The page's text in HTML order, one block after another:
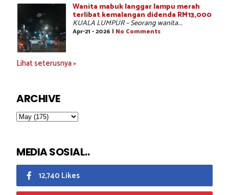
Wanita mabuk langgar lampu merah
terlibat kemalangan didenda RM13,000
KUALA LUMPUR – Seorang wanita...
Apr-21 - 2026 | No Comments
Lihat seterusnya »
ARCHIVE
MEDIA SOSIAL..
12,740 Likes